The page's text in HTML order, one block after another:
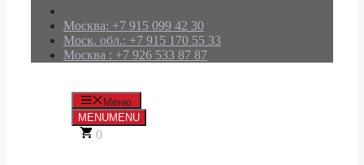
Москва: +7 915 099 42 30
Моск. обл.: +7 915 170 55 33
Москва : +7 926 533 87 87
Меню
MENUMENU
0